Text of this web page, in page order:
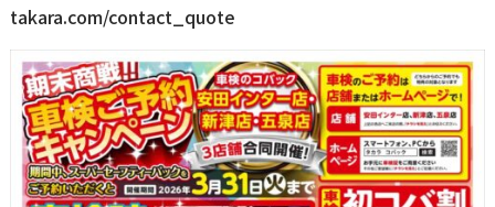
takara.com/contact_quote